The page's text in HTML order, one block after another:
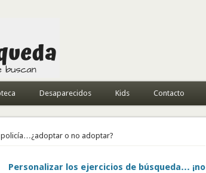
Desaparecidos Kids Contacto
policía…¿adoptar o no adoptar?
Personalizar los ejercicios de búsqueda… ¡no